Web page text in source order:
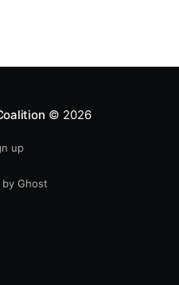
isang
© 2026
up
Ghost